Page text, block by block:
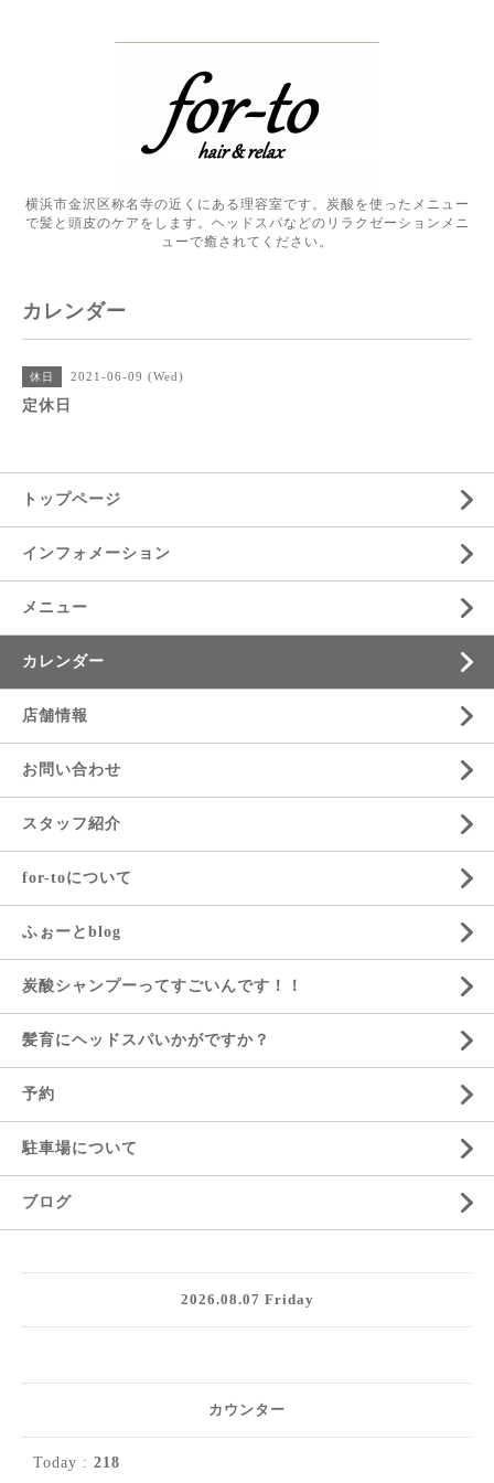
横浜市金沢区称名寺の近くにある理容室です。炭酸を使ったメニュー
で髪と頭皮のケアをします。ヘッドスパなどのリラクゼーションメニ
ューで癒されてください。
カレンダー
休日 2021-06-09 (Wed)
定休日
トップページ
インフォメーション
メニュー
カレンダー
店舗情報
お問い合わせ
スタッフ紹介
for-toについて
ふぉーとblog
炭酸シャンプーってすごいんです！！
髪育にヘッドスパいかがですか？
予約
駐車場について
ブログ
2026.08.07 Friday
カウンター
Today : 218